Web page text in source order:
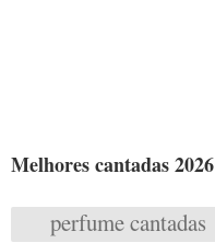
Melhores cantadas 2026
perfume cantadas